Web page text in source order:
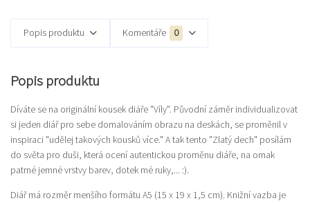
Popis produktu Komentáře 0
Popis produktu
Díváte se na originální kousek diáře "Víly". Původní záměr individualizovat
si jeden diář pro sebe domalováním obrazu na deskách, se proměnil v
inspiraci "udělej takových kousků více." A tak tento "Zlatý dech" posílám
do světa pro duši, která ocení autentickou proměnu diáře, na omak
patrné jemné vrstvy barev, dotek mé ruky,... :).
Diář má rozměr menšího formátu A5 (15 x 19 x 1,5 cm). Knižní vazba je